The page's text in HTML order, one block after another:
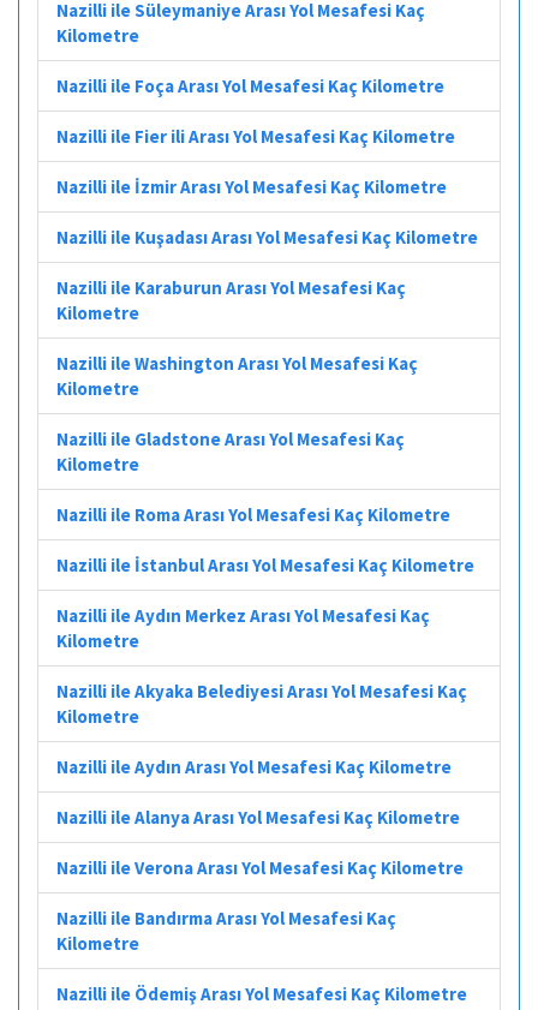
Nazilli ile Süleymaniye Arası Yol Mesafesi Kaç
Kilometre
Nazilli ile Foça Arası Yol Mesafesi Kaç Kilometre
Nazilli ile Fier ili Arası Yol Mesafesi Kaç Kilometre
Nazilli ile İzmir Arası Yol Mesafesi Kaç Kilometre
Nazilli ile Kuşadası Arası Yol Mesafesi Kaç Kilometre
Nazilli ile Karaburun Arası Yol Mesafesi Kaç
Kilometre
Nazilli ile Washington Arası Yol Mesafesi Kaç
Kilometre
Nazilli ile Gladstone Arası Yol Mesafesi Kaç
Kilometre
Nazilli ile Roma Arası Yol Mesafesi Kaç Kilometre
Nazilli ile İstanbul Arası Yol Mesafesi Kaç Kilometre
Nazilli ile Aydın Merkez Arası Yol Mesafesi Kaç
Kilometre
Nazilli ile Akyaka Belediyesi Arası Yol Mesafesi Kaç
Kilometre
Nazilli ile Aydın Arası Yol Mesafesi Kaç Kilometre
Nazilli ile Alanya Arası Yol Mesafesi Kaç Kilometre
Nazilli ile Verona Arası Yol Mesafesi Kaç Kilometre
Nazilli ile Bandırma Arası Yol Mesafesi Kaç
Kilometre
Nazilli ile Ödemiş Arası Yol Mesafesi Kaç Kilometre